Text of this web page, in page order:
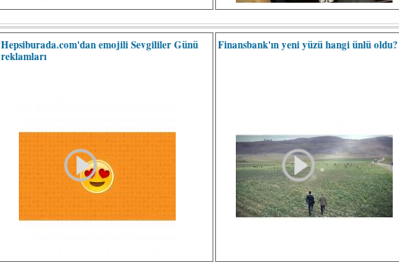
Hepsiburada.com'dan emojili Sevgililer Günü
reklamları
Finansbank'ın yeni yüzü hangi ünlü oldu?